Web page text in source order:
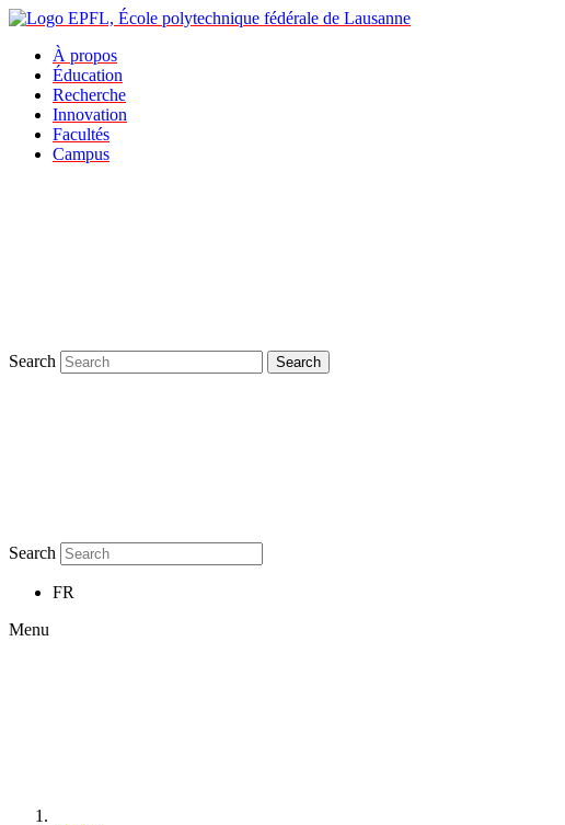
À propos
Éducation
Recherche
Innovation
Facultés
Campus
Search Search
Search
FR
Menu